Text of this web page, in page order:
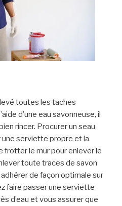
toutes les taches
d’une eau savonneuse, il
rincer. Procurer un seau
une serviette propre et la
frotter le mur pour enlever le
toute traces de savon
de façon optimale sur
faire passer une serviette
d’eau et vous assurer que